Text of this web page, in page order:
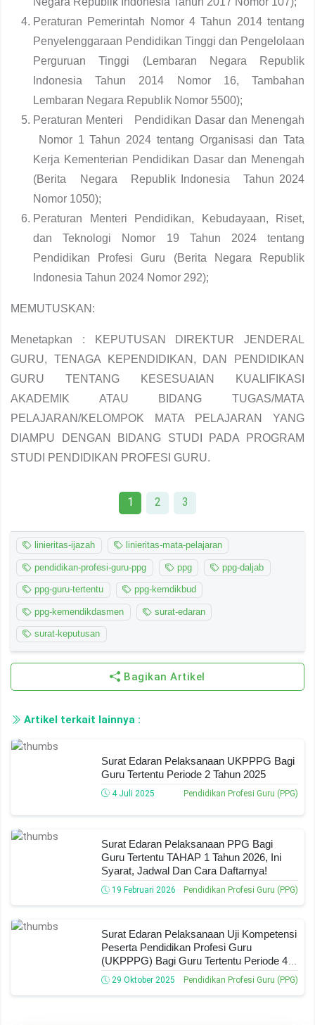
Peraturan Pemerintah Nomor 4 Tahun 2014 tentang
Penyelenggaraan Pendidikan Tinggi dan Pengelolaan
Perguruan Tinggi (Lembaran Negara Republik
Indonesia Tahun 2014 Nomor 16, Tambahan
Lembaran Negara Republik Nomor 5500);
Peraturan Menteri Pendidikan Dasar dan Menengah
Nomor 1 Tahun 2024 tentang Organisasi dan Tata
Kerja Kementerian Pendidikan Dasar dan Menengah
(Berita Negara Republik Indonesia Tahun 2024
Nomor 1050);
Peraturan Menteri Pendidikan, Kebudayaan, Riset,
dan Teknologi Nomor 19 Tahun 2024 tentang
Pendidikan Profesi Guru (Berita Negara Republik
Indonesia Tahun 2024 Nomor 292);
MEMUTUSKAN:
Menetapkan : KEPUTUSAN DIREKTUR JENDERAL
GURU, TENAGA KEPENDIDIKAN, DAN PENDIDIKAN
GURU TENTANG KESESUAIAN KUALIFIKASI
AKADEMIK ATAU BIDANG TUGAS/MATA
PELAJARAN/KELOMPOK MATA PELAJARAN YANG
DIAMPU DENGAN BIDANG STUDI PADA PROGRAM
STUDI PENDIDIKAN PROFESI GURU.
1 2 3
linieritas-ijazah linieritas-mata-pelajaran
pendidikan-profesi-guru-ppg ppg ppg-daljab
ppg-guru-tertentu ppg-kemdikbud
ppg-kemendikdasmen surat-edaran
surat-keputusan
Bagikan Artikel
Artikel terkait lainnya :
Surat Edaran Pelaksanaan UKPPPG Bagi
Guru Tertentu Periode 2 Tahun 2025
4 Juli 2025 Pendidikan Profesi Guru (PPG)
Surat Edaran Pelaksanaan PPG Bagi
Guru Tertentu TAHAP 1 Tahun 2026, Ini
Syarat, Jadwal Dan Cara Daftarnya!
19 Februari 2026 Pendidikan Profesi Guru (PPG)
Surat Edaran Pelaksanaan Uji Kompetensi
Peserta Pendidikan Profesi Guru
(UKPPPG) Bagi Guru Tertentu Periode 4
Tahun 2025
29 Oktober 2025 Pendidikan Profesi Guru (PPG)